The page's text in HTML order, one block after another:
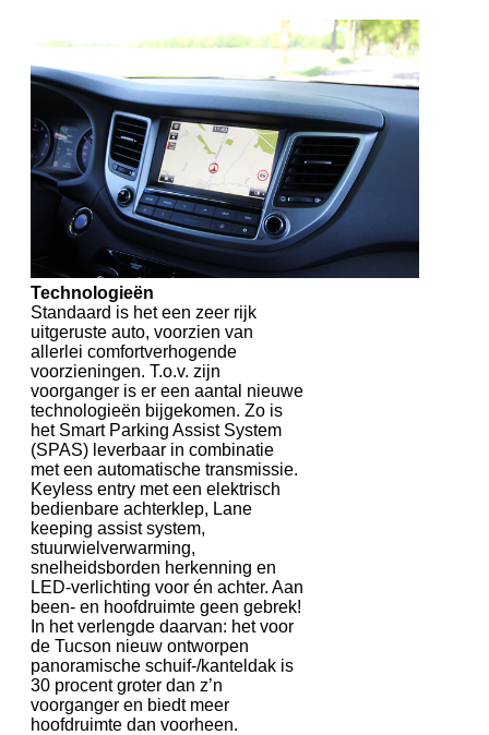
Technologieën
Standaard is het een zeer rijk
uitgeruste auto, voorzien van
allerlei comfortverhogende
voorzieningen. T.o.v. zijn
voorganger is er een aantal nieuwe
technologieën bijgekomen. Zo is
het Smart Parking Assist System
(SPAS) leverbaar in combinatie
met een automatische transmissie.
Keyless entry met een elektrisch
bedienbare achterklep, Lane
keeping assist system,
stuurwielverwarming,
snelheidsborden herkenning en
LED-verlichting voor én achter. Aan
been- en hoofdruimte geen gebrek!
In het verlengde daarvan: het voor
de Tucson nieuw ontworpen
panoramische schuif-/kanteldak is
30 procent groter dan z’n
voorganger en biedt meer
hoofdruimte dan voorheen.